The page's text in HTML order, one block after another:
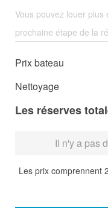
Vous pouvez louer
prochaine étape de la
Prix bateau
Nettoyage
Les réserves
Il n'y a pas
Les prix comprennent